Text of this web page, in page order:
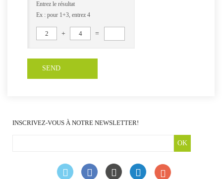
Entrez le résultat
Ex : pour 1+3, entrez 4
2 + 4 =
INSCRIVEZ-VOUS À NOTRE NEWSLETTER!
OK